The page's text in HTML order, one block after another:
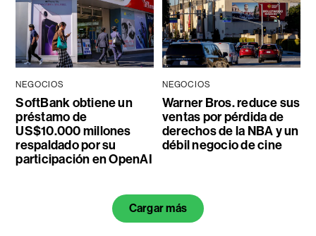
NEGOCIOS
SoftBank obtiene un
préstamo de
US$10.000 millones
respaldado por su
participación en OpenAI
NEGOCIOS
Warner Bros. reduce sus
ventas por pérdida de
derechos de la NBA y un
débil negocio de cine
Cargar más